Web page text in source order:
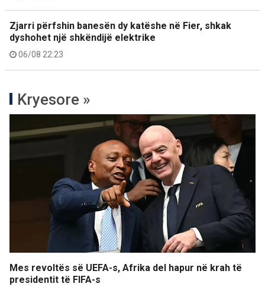
Zjarri përfshin banesën dy katëshe në Fier, shkak
dyshohet një shkëndijë elektrike
06/08 22:23
Kryesore »
Mes revoltës së UEFA-s, Afrika del hapur në krah të
presidentit të FIFA-s